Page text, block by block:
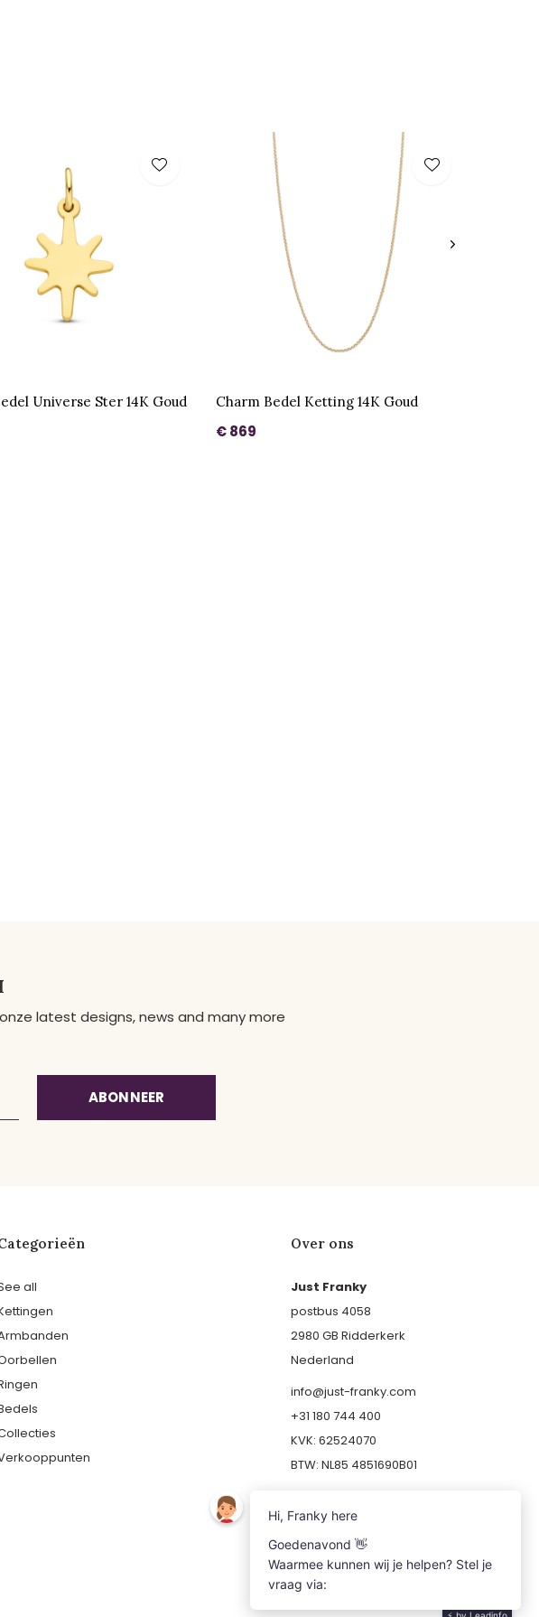
Universe Ster 14K Goud Charm Bedel Ketting 14K Goud
€ 869
latest designs, news and many more
ABONNEER
all
Over ons
Just Franky
postbus 4058
2980 GB Ridderkerk
Nederland
info@just-franky.com
+31 180 744 400
KVK: 62524070
BTW: NL85 4851690B01